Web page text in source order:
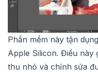
Phần mềm này tận
Apple Silicon. Điều này
thu nhỏ và chỉnh sửa